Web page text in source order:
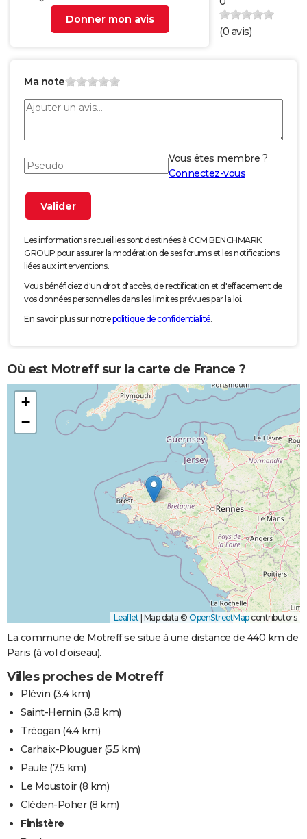
Donner mon avis
(0 avis)
Ma note
Vous êtes membre ?
Connectez-vous
Les informations recueillies sont destinées à CCM BENCHMARK
GROUP pour assurer la modération de ses forums et les notifications
liées aux interventions.
Vous bénéficiez d'un droit d'accès, de rectification et d'effacement de
vos données personnelles dans les limites prévues par la loi.
En savoir plus sur notrepolitique de confidentialité.
Où est Motreff sur la carte de France ?
+
−
Leaflet Map data © OpenStreetMapcontributors
La commune de Motreff se situe à une distance de 440 km de
Paris (à vol d'oiseau).
Villes proches de Motreff
Plévin (3.4 km)
Saint-Hernin (3.8 km)
Tréogan (4.4 km)
Carhaix-Plouguer(5.5 km)
Paule (7.5 km)
Le Moustoir(8 km)
Cléden-Poher(8 km)
Finistère